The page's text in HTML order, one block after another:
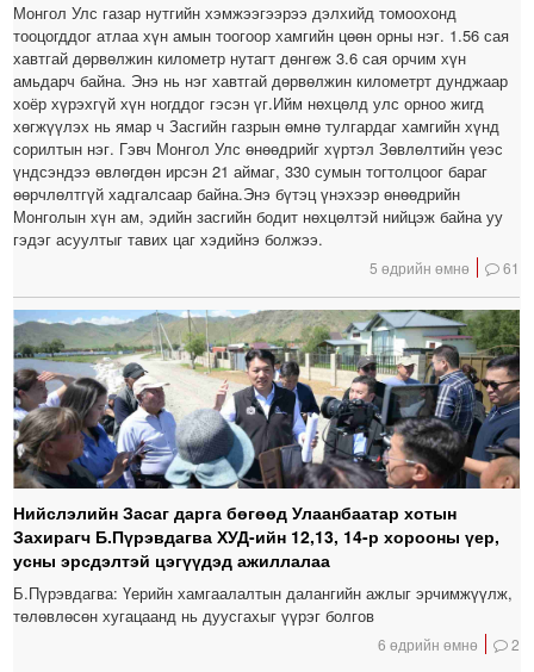
Монгол Улс газар нутгийн хэмжээгээрээ дэлхийд томоохонд
тооцогддог атлаа хүн амын тоогоор хамгийн цөөн орны нэг. 1.56 сая
хавтгай дөрвөлжин километр нутагт дөнгөж 3.6 сая орчим хүн
амьдарч байна. Энэ нь нэг хавтгай дөрвөлжин километрт дунджаар
хоёр хүрэхгүй хүн ногддог гэсэн үг.Ийм нөхцөлд улс орноо жигд
хөгжүүлэх нь ямар ч Засгийн газрын өмнө тулгардаг хамгийн хүнд
сорилтын нэг. Гэвч Монгол Улс өнөөдрийг хүртэл Зөвлөлтийн үеэс
үндсэндээ өвлөгдөн ирсэн 21 аймаг, 330 сумын тогтолцоог бараг
өөрчлөлтгүй хадгалсаар байна.Энэ бүтэц үнэхээр өнөөдрийн
Монголын хүн ам, эдийн засгийн бодит нөхцөлтэй нийцэж байна уу
гэдэг асуултыг тавих цаг хэдийнэ болжээ.
5 өдрийн өмнө 61
Нийслэлийн Засаг дарга бөгөөд Улаанбаатар хотын
Захирагч Б.Пүрэвдагва ХУД-ийн 12,13, 14-р хорооны үер,
усны эрсдэлтэй цэгүүдэд ажиллалаа
Б.Пүрэвдагва: Үерийн хамгаалалтын далангийн ажлыг эрчимжүүлж,
төлөвлөсөн хугацаанд нь дуусгахыг үүрэг болгов
6 өдрийн өмнө 2